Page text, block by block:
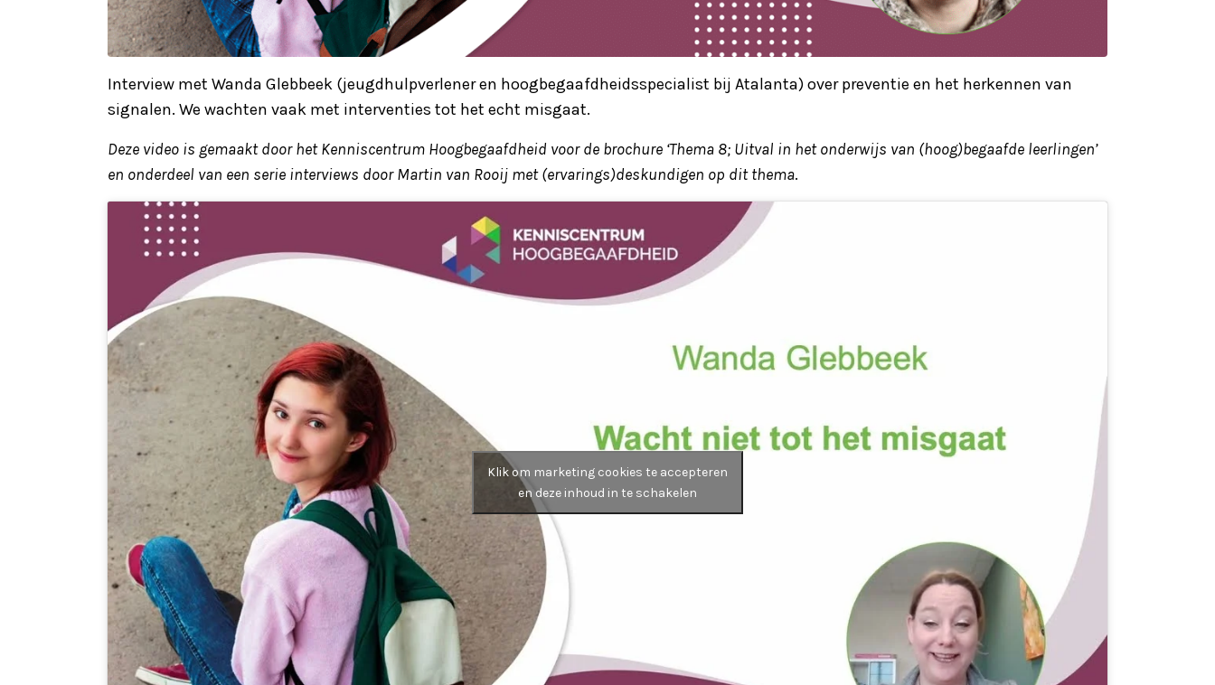
Interview met Wanda Glebbeek (jeugdhulpverlener en hoogbegaafdheidsspecialist bij Atalanta) over preventie en het herkennen van
signalen. We wachten vaak met interventies tot het echt misgaat.
Deze video is gemaakt door het Kenniscentrum Hoogbegaafdheid voor de brochure ‘Thema 8; Uitval in het onderwijs van (hoog)begaafde leerlingen’
en onderdeel van een serie interviews door Martin van Rooij met (ervarings)deskundigen op dit thema.
Klik om marketing cookies te accepteren
en deze inhoud in te schakelen